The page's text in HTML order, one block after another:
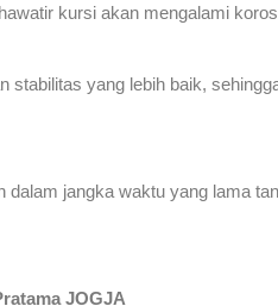
kursi akan mengalami
yang lebih baik,
dalam jangka waktu yang lama
JOGJA